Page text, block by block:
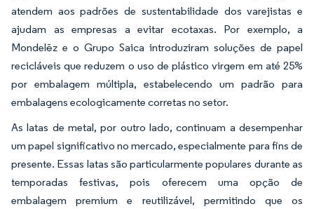
atendem aos padrões de sustentabilidade dos varejistas e
ajudam as empresas a evitar ecotaxas. Por exemplo, a
Mondelēz e o Grupo Saica introduziram soluções de papel
recicláveis que reduzem o uso de plástico virgem em até 25%
por embalagem múltipla, estabelecendo um padrão para
embalagens ecologicamente corretas no setor.
As latas de metal, por outro lado, continuam a desempenhar
um papel significativo no mercado, especialmente para fins de
presente. Essas latas são particularmente populares durante as
temporadas festivas, pois oferecem uma opção de
embalagem premium e reutilizável, permitindo que os